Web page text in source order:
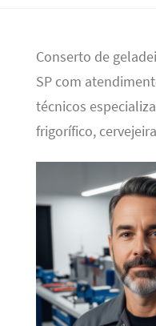
Conserto de
SP com
técnicos
frigorífico,